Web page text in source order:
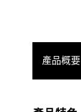
產品概要